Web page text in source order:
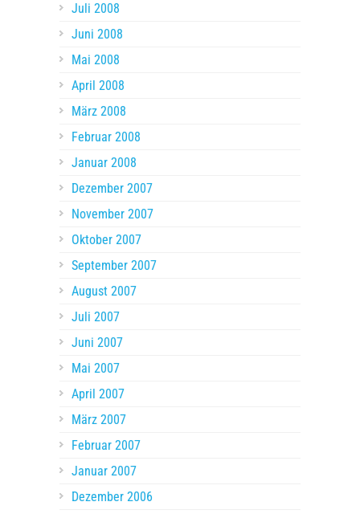
Juli 2008
Juni 2008
Mai 2008
April 2008
März 2008
Februar 2008
Januar 2008
Dezember 2007
November 2007
Oktober 2007
September 2007
August 2007
Juli 2007
Juni 2007
Mai 2007
April 2007
März 2007
Februar 2007
Januar 2007
Dezember 2006